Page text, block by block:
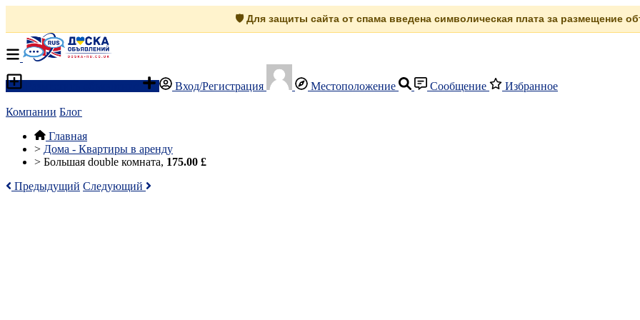
🛡️ Для защиты сайта от спама введена символическая плата за размещение
Вход/Регистрация Местоположение Сообщение Избранное
Компании Блог
Главная
> Дома - Квартиры в аренду
> Большая double комната, 175.00 £
Предыдущий Следующий